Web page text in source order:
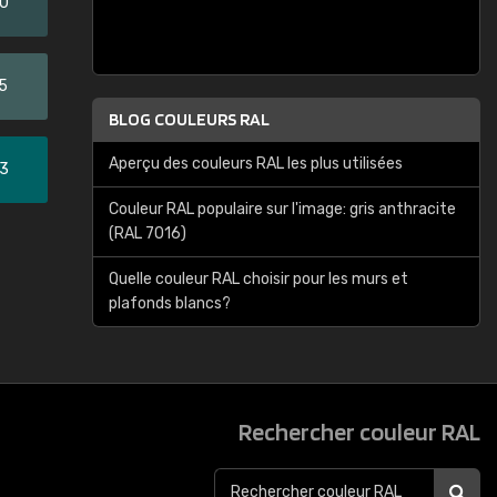
BLOG COULEURS RAL
Aperçu des couleurs RAL les plus utilisées
Couleur RAL populaire sur l'image: gris anthracite
(RAL 7016)
Quelle couleur RAL choisir pour les murs et
plafonds blancs?
Rechercher couleur RAL